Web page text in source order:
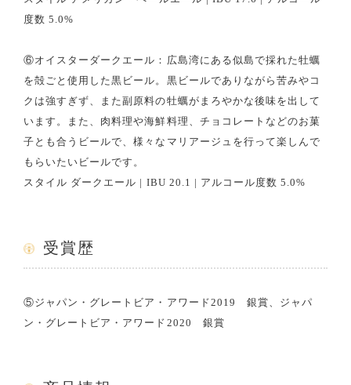
度数 5.0%
⑥オイスターダークエール：広島湾にある似島で採れた牡蠣
を殻ごと使用した黒ビール。黒ビールでありながら苦みやコ
クは強すぎず、また副原料の牡蠣がまろやかな後味を出して
います。また、肉料理や海鮮料理、チョコレートなどのお菓
子とも合うビールで、様々なマリアージュを行って楽しんで
もらいたいビールです。
スタイル ダークエール | IBU 20.1 | アルコール度数 5.0%
受賞歴
⑤ジャパン・グレートビア・アワード2019 銀賞、ジャパ
ン・グレートビア・アワード2020 銀賞